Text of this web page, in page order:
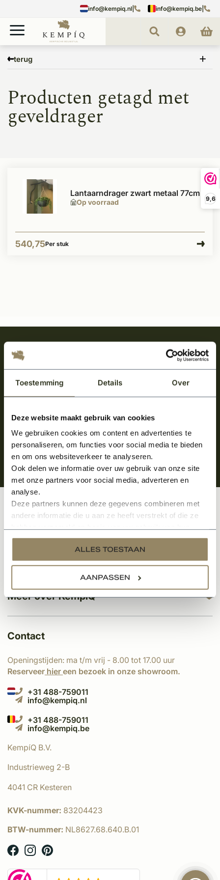
Toestemming Details Over
Deze website maakt gebruik van cookies
We gebruiken cookies om content en advertenties te
personaliseren, om functies voor social media te bieden
en om ons websiteverkeer te analyseren.
Ook delen we informatie over uw gebruik van onze site
met onze partners voor social media, adverteren en
analyse.
Deze partners kunnen deze gegevens combineren met
andere informatie die u aan ze heeft verstrekt of die ze
services.
ALLES TOESTAAN
AANPASSEN
9,6
info@kempiq.nl info@kempiq.be
terug
geveldrager
Producten getagd met
geveldrager
Op voorraad
Lantaarndrager zwart metaal 77cm
540,75Per stuk
Meld je aan en ontvang het laatste nieuws
over onze kempische bouwstijl!
Aanmelden voor de nieuwsbrief
Meer over KempíQ
Klantenservice
Contact
Openingstijden: ma t/m vrij - 8.00 tot 17.00 uur
Reserveer hier een bezoek in onze showroom.
+31 488-759011
info@kempiq.nl
+31 488-759011
info@kempiq.be
KempíQ B.V.
Industrieweg 2-B
4041 CR Kesteren
KVK-nummer: 83204423
BTW-nummer: NL8627.68.640.B.01